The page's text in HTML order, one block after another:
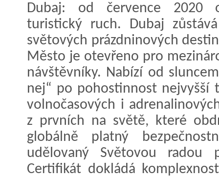
Dubaj: od července 2020
turistický ruch. Dubaj
světových prázdninových
Město je otevřeno pro
návštěvníky. Nabízí od
nej“ po pohostinnost nejvyšší
volnočasových i
z prvních na světě, které
globálně platný
udělovaný Světovou radou
Certifikát dokládá